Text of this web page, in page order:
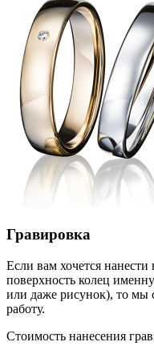
Гравировка
Если вам хочется
поверхность колец
или даже рисунок), то мы
работу.
Стоимость нанесения